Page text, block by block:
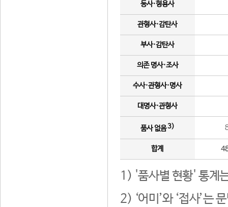
동사·형용사
관형사·감탄사
부사·감탄사
의존 명사·조사
수사·관형사·명사
대명사·관형사
품사 없음3)
합계
1) '품사별 현황' 통계
2) ‘어미’와 ‘접사’는